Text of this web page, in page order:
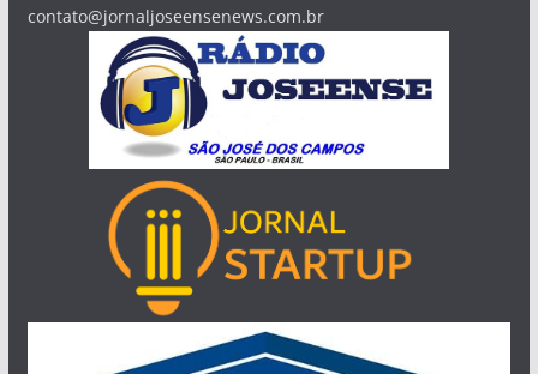
contato@jornaljoseensenews.com.br